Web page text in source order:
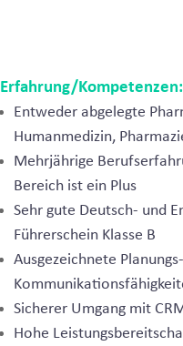
Erfahrung/Kompetenzen:
Entweder abgelegte
Humanmedizin,
Mehrjährige
Bereich ist ein Plus
Sehr gute Deutsch- und
Führerschein Klasse B
Ausgezeichnete
Sicherer Umgang mit
Hohe